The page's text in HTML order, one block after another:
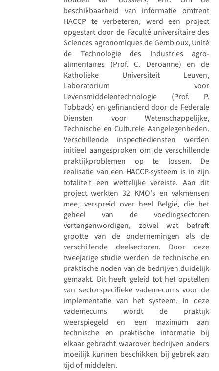
beschikbaarheid van informatie omtrent
HACCP te verbeteren, werd een project
opgestart door de Faculté universitaire des
Sciences agronomiques de Gembloux, Unité
de Technologie des Industries agro-
alimentaires (Prof. C. Deroanne) en de
Katholieke Universiteit Leuven,
Laboratorium voor
Levensmiddelentechnologie (Prof. P.
Tobback) en gefinancierd door de Federale
Diensten voor Wetenschappelijke,
Technische en Culturele Aangelegenheden.
Verschillende inspectiediensten werden
initieel aangesproken om de verschillende
praktijkproblemen op te lossen. De
realisatie van een HACCP-systeem is in zijn
totaliteit een wettelijke vereiste. Aan dit
project werkten 32 KMO's en vakmensen
mee, verspreid over heel België, die het
geheel van de voedingsectoren
vertengenwordigen, zowel wat betreft
grootte van de ondernemingen als de
verschillende deelsectoren. Door deze
tweejarige studie werden de technische en
praktische noden van de bedrijven duidelijk
gemaakt. Dit heeft geleid tot het opstellen
van sectorspecifieke vademecums voor de
implementatie van het systeem. In deze
vademecums wordt de praktijk
weerspiegeld en een maximum aan
technische en praktische informatie bij
elkaar gebracht waarover bedrijven anders
moeilijk kunnen beschikken bij gebrek aan
tijd of middelen.